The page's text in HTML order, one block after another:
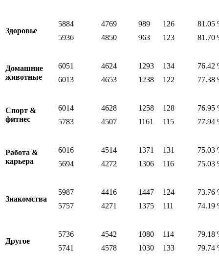
Здоровье
5884
5936
4769
4850
989
963
126
123
81.05
81.70
Домашние
животные
6051
6013
4624
4653
1293
1238
134
122
76.42
77.38
Спорт &
фитнес
6014
5783
4628
4507
1258
1161
128
115
76.95
77.94
Работа &
карьера
6016
5694
4514
4272
1371
1306
131
116
75.03
75.03
Знакомства
5987
5757
4416
4271
1447
1375
124
111
73.76
74.19
Другое
5736
5741
4542
4578
1080
1030
114
133
79.18
79.74